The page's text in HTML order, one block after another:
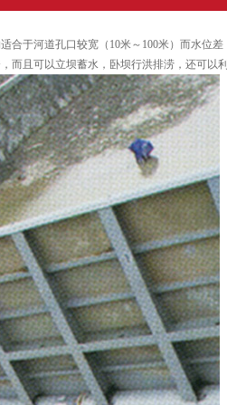
合于河道孔口较宽（10米～100米）而水位差
而且可以立坝蓄水，卧坝行洪排涝，还可以利